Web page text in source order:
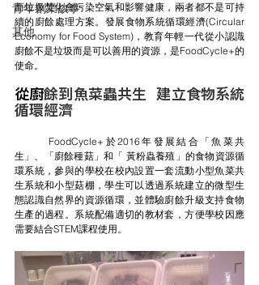
青年創業故事
其他
而垃圾焚化會污染空氣和影響健康，兩者都不是可持
續的廚餘處理方案。發展食物系統循環經濟(Circular
Economy for Food System)，教育年輕一代從小認識
廚餘不是垃圾而是可以善用的資源，是FoodCycle+的
使命。
從廚餘到魚菜蟲共生  建立食物系統
循環經濟
	FoodCycle+於2016年發展結合「魚菜共
生」、「廚餘種菇」和「 黃粉蟲養殖」的食物資源循
環系統，參與的學校在校內設置一套流動小型魚菜共
生系統和小型菇棚，學生可以透過系統建立的微型生
態認識自然界的資源循環，並體驗廚餘升級支持食物
生產的過程。系統配備適切的教材套，方便學校因應
需要結合STEM課程使用。